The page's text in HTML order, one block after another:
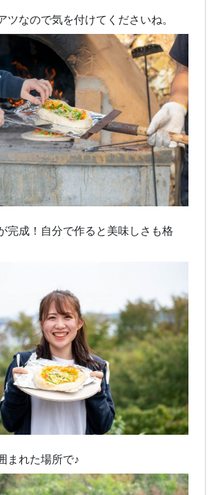
ツなので気を付けてくださいね。
完成！自分で作ると美味しさも格
まれた場所で♪